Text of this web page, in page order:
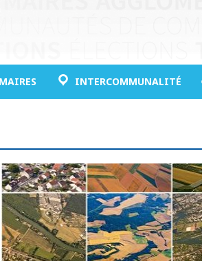
INTERCOMMUNALITÉ